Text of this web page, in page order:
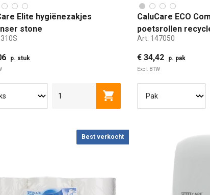
Elite hygiënezakjes
stone
p. stuk
Toevoegen aan winkelwagen
CaluCare ECO
poetsrollen
12x120mtr
Art: 147050
€ 34,42 p. pak
Excl. BTW
Best verkocht